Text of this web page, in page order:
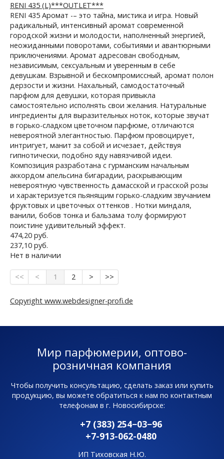
RENI 435 (L)***OUTLET***
RENI 435 Аромат -– это тайна, мистика и игра. Новый
радикальный, интенсивный аромат современной
городской жизни и молодости, наполненный энергией,
неожиданными поворотами, событиями и авантюрными
приключениями. Аромат адресован свободным,
независимым, сексуальным и уверенным в себе
девушкам. Взрывной и бескомпромиссный, аромат полон
дерзости и жизни. Нахальный, самодостаточный
парфюм для девушки, которая привыкла
самостоятельно исполнять свои желания. Натуральные
ингредиенты для выразительных ноток, которые звучат
в горько-сладком цветочном парфюме, отличаются
невероятной элегантностью. Парфюм провоцирует,
интригует, манит за собой и исчезает, действуя
гипнотически, подобно яду навязчивой идеи.
Композиция разработана с гурманским начальным
аккордом апельсина бигарадии, раскрывающим
невероятную чувственность дамасской и грасской розы
и характеризуется пьянящим горько-сладким звучанием
фруктовых и цветочных оттенков . Нотки миндаля,
ванили, бобов тонка и бальзама толу формируют
поистине удивительный эффект.
474,20 руб.
237,10 руб.
Нет в наличии
1 2
Copyright www.webdesigner-profi.de
Мир парфюмерии, оптово-
розничная компания
Чтобы получить консультацию, сделать заказ или купить
продукцию, вы можете обратиться к нам по контактным
телефонам в г. Новосибирске:
+7 (383) 254−03−96
+7-913-062-0480
ИП Тиховская Н.Ю.